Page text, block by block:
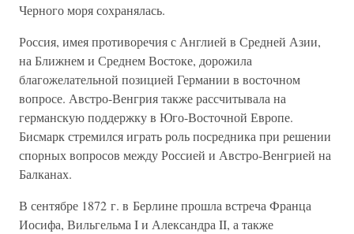
Черного моря сохранялась.
Россия, имея противоречия с Англией в Средней Азии,
на Ближнем и Среднем Востоке, дорожила
благожелательной позицией Германии в восточном
вопросе. Австро-Венгрия также рассчитывала на
германскую поддержку в Юго-Восточной Европе.
Бисмарк стремился играть роль посредника при решении
спорных вопросов между Россией и Австро-Венгрией на
Балканах.
В сентябре 1872 г. в Берлине прошла встреча Франца
Иосифа, Вильгельма I и Александра II, а также